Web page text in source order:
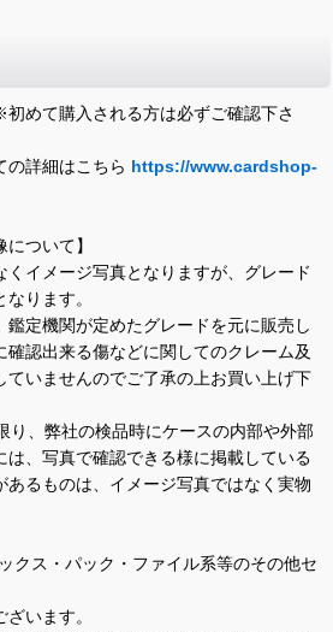
初めて購入される方は必ずご確認下さ
の詳細はこちら https://www.cardshop-
ついて】
イメージ写真となりますが、グレード
ります。
定機関が定めたグレードを元に販売し
認出来る傷などに関してのクレーム及
ていませんのでご了承の上お買い上げ下
り、弊社の検品時にケースの内部や外部
は、写真で確認できる様に掲載している
あるものは、イメージ写真ではなく実物
クス・パック・ファイル系等のその他セ
います。